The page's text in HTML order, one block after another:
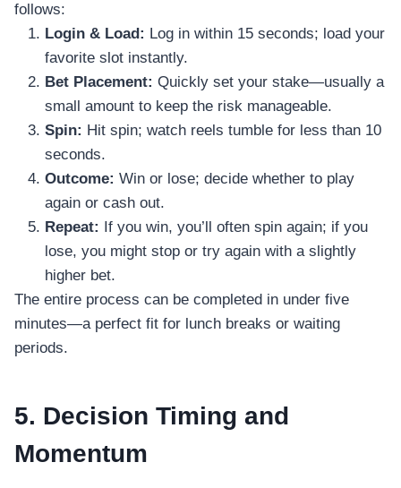
follows:
Login & Load: Log in within 15 seconds; load your
favorite slot instantly.
Bet Placement: Quickly set your stake—usually a
small amount to keep the risk manageable.
Spin: Hit spin; watch reels tumble for less than 10
seconds.
Outcome: Win or lose; decide whether to play
again or cash out.
Repeat:
If you win, you’ll often spin again; if you
lose, you might stop or try again with a slightly
higher bet.
The entire process can be completed in under five
minutes—a perfect fit for lunch breaks or waiting
periods.
5. Decision Timing and
Momentum